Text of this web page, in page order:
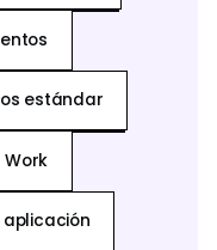
estándar
Work
aplicación